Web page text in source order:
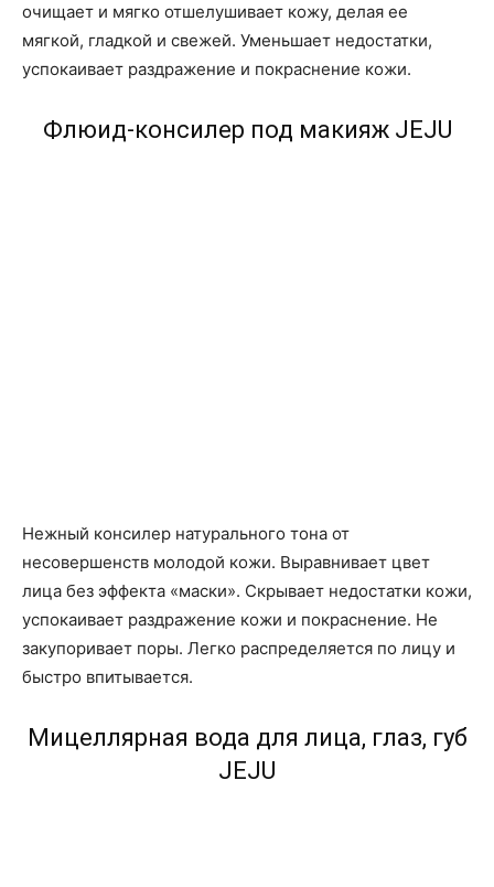
очищает и мягко отшелушивает кожу, делая ее
мягкой, гладкой и свежей. Уменьшает недостатки,
успокаивает раздражение и покраснение кожи.
Флюид-консилер под макияж JEJU
Нежный консилер натурального тона от
несовершенств молодой кожи. Выравнивает цвет
лица без эффекта «маски». Скрывает недостатки кожи,
успокаивает раздражение кожи и покраснение. Не
закупоривает поры. Легко распределяется по лицу и
быстро впитывается.
Мицеллярная вода для лица, глаз, губ
JEJU